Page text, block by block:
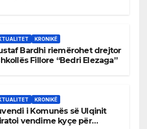
KRONIKË
Bardhi riemërohet drejtor
Fillore “Bedri Elezaga”
KRONIKË
i Komunës së Ulqinit
vendime kyçe për